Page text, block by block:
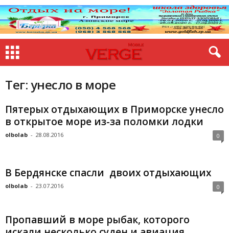
Тег: унесло в море
Пятерых отдыхающих в Приморске унесло
в открытое море из-за поломки лодки
olbolab - 28.08.2016 0
В Бердянске спасли двоих отдыхающих
olbolab - 23.07.2016 0
Пропавший в море рыбак, которого